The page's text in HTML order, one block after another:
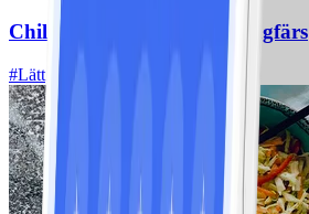
Chili con carne med kycklingfärs
#Lätt